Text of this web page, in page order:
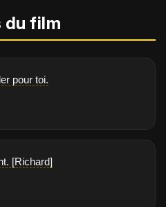
du film
pour toi.
[Richard]